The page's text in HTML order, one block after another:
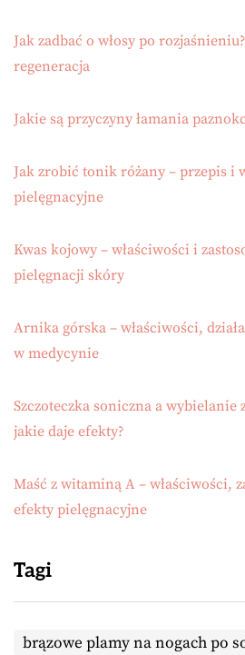
Jak zadbać o włosy po
regeneracja
Jakie są przyczyny łamania
Jak zrobić tonik różany – przepis i
pielęgnacyjne
Kwas kojowy – właściwości i
pielęgnacji skóry
Arnika górska – właściwości,
w medycynie
Szczoteczka soniczna a wybielanie
jakie daje efekty?
Maść z witaminą A – właściwości,
efekty pielęgnacyjne
Tagi
brązowe plamy na nogach po